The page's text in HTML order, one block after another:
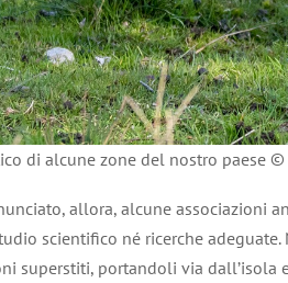
di alcune zone del nostro paese ©
allora, alcune associazioni
scientifico né ricerche
superstiti, portandoli via